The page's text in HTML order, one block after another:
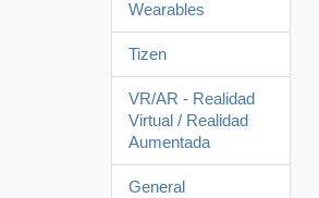
Wearables
Tizen
VR/AR - Realidad
Virtual / Realidad
Aumentada
General